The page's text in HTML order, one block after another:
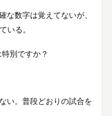
な数字は覚えてないが、
いる。
別ですか？
い。普段どおりの試合を